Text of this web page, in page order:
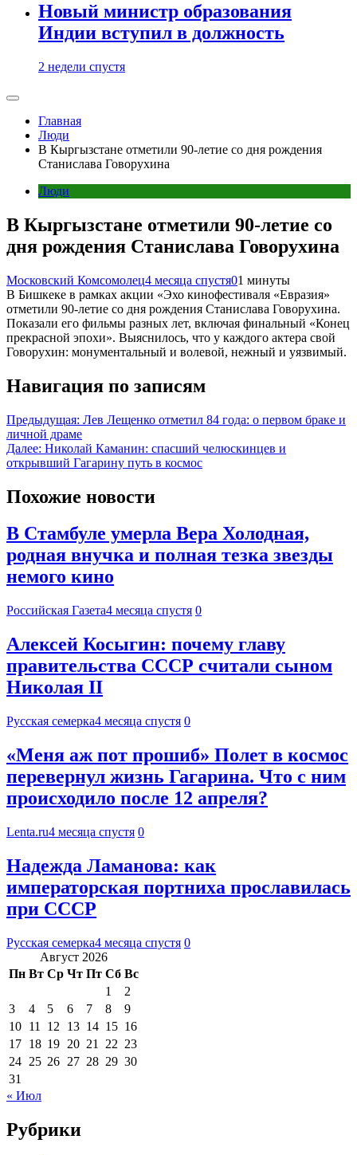
Новый министр образования
Индии вступил в должность
2 недели спустя
Главная
Люди
В Кыргызстане отметили 90-летие со дня рождения
Станислава Говорухина
Люди
В Кыргызстане отметили 90-летие со
дня рождения Станислава Говорухина
Московский Комсомолец4 месяца спустя01 минуты
В Бишкеке в рамках акции «Эхо кинофестиваля «Евразия»
отметили 90-летие со дня рождения Станислава Говорухина.
Показали его фильмы разных лет, включая финальный «Конец
прекрасной эпохи». Выяснилось, что у каждого актера свой
Говорухин: монументальный и волевой, нежный и уязвимый.
Навигация по записям
Предыдущая: Лев Лещенко отметил 84 года: о первом браке и
личной драме
Далее: Николай Каманин: спасший челюскинцев и
открывший Гагарину путь в космос
Похожие новости
В Стамбуле умерла Вера Холодная,
родная внучка и полная тезка звезды
немого кино
Российская Газета4 месяца спустя 0
Алексей Косыгин: почему главу
правительства СССР считали сыном
Николая II
Русская семерка4 месяца спустя 0
«Меня аж пот прошиб» Полет в космос
перевернул жизнь Гагарина. Что с ним
происходило после 12 апреля?
Lenta.ru4 месяца спустя 0
Надежда Ламанова: как
императорская портниха прославилась
при СССР
Русская семерка4 месяца спустя 0
Август 2026
Пн Вт Ср Чт Пт Сб Вс
1
2
3
4 5 6 7 8
9
10 11 12 13 14 15 16
17 18 19 20 21 22 23
24 25 26 27 28 29 30
31
« Июл
Рубрики